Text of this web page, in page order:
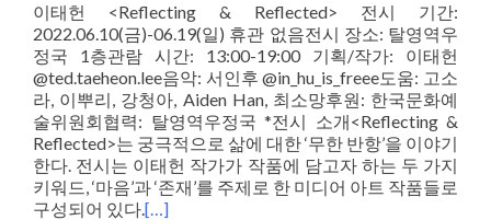
이태헌 <Reflecting & Reflected> 전시 기간:
2022.06.10(금)-06.19(일) 휴관 없음전시 장소: 탈영역우
정국 1층관람 시간: 13:00-19:00 기획/작가: 이태헌
@ted.taeheon.lee음악: 서인후 @in_hu_is_freee도움: 고소
라, 이뿌리, 강청아, Aiden Han, 최소망후원: 한국문화예
술위원회협력: 탈영역우정국 *전시 소개<Reflecting &
Reflected>는 궁극적으로 삶에 대한 ‘무한 반항’을 이야기
한다. 전시는 이태헌 작가가 작품에 담고자 하는 두 가지
키워드, ‘마음’과 ‘존재’를 주제로 한 미디어 아트 작품들로
구성되어 있다.[…]